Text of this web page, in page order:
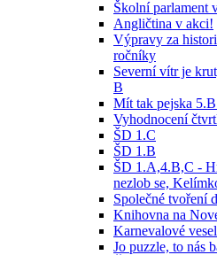
Školní parlament
Angličtina v akci!
Výpravy za
ročníky
Severní vítr je
B
Mít tak pejska
Vyhodnocení
ŠD 1.C
ŠD 1.B
ŠD 1.A,4.B,C -
nezlob se,
Společné tvoření
Knihovna na
Karnevalové
Jo puzzle, to nás